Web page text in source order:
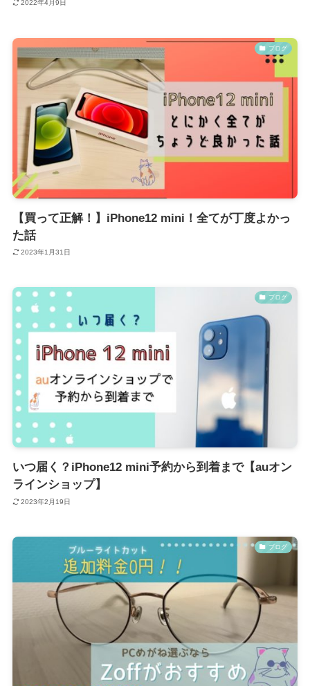
2022年4月9日
ブログ
【買って正解！】iPhone12 mini！全てが丁度よかっ
た話
2023年1月31日
ブログ
いつ届く？iPhone12 mini予約から到着まで【auオン
ラインショップ】
2023年2月19日
ブログ